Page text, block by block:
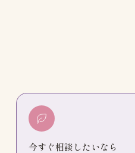
今すぐ相談したいなら